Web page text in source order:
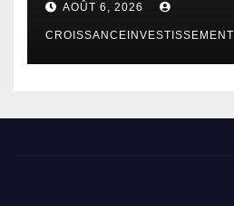
AOÛT 6, 2026
CROISSANCEINVESTISSEMENT